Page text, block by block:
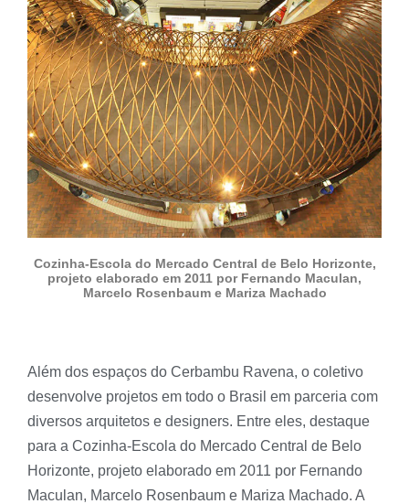
Cozinha-Escola do Mercado Central de Belo Horizonte,
projeto elaborado em 2011 por Fernando Maculan,
Marcelo Rosenbaum e Mariza Machado
Além dos espaços do Cerbambu Ravena, o coletivo
desenvolve projetos em todo o Brasil em parceria com
diversos arquitetos e designers. Entre eles, destaque
para a Cozinha-Escola do Mercado Central de Belo
Horizonte, projeto elaborado em 2011 por Fernando
Maculan, Marcelo Rosenbaum e Mariza Machado. A